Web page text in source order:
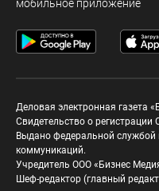
мобильное приложение
Деловая электронная газета
Свидетельство о
Выдано федеральной службой
коммуникаций.
Учредитель ООО «Бизнес
Шеф-редактор (главный